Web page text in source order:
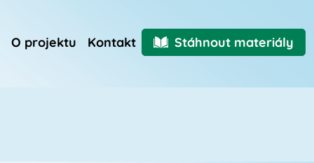
O projektu Kontakt Stáhnout materiály